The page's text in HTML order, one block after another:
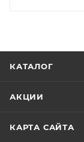
КАТАЛОГ
АКЦИИ
КАРТА САЙТА